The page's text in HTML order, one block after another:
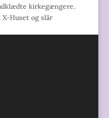
kirkegængere.
Huset og slår